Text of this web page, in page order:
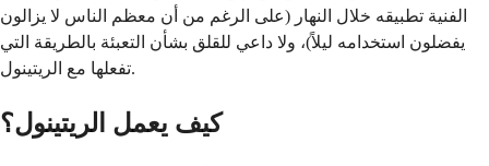
الفنية تطبيقه خلال النهار (على الرغم من أن معظم الناس لا يزالون
يفضلون استخدامه ليلاً)، ولا داعي للقلق بشأن التعبئة بالطريقة التي
تفعلها مع الريتينول.
كيف يعمل الريتينول؟